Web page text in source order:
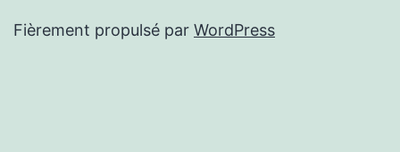
Fièrement propulsé par WordPress